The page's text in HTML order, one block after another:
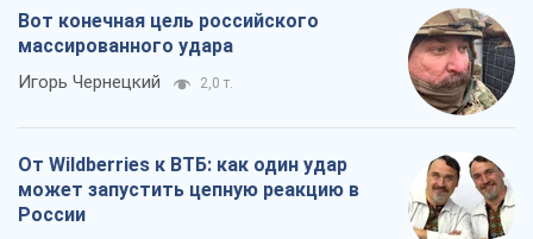
Вот конечная цель российского
массированного удара
Игорь Чернецкий 2,0 т.
От Wildberries к ВТБ: как один удар
может запустить цепную реакцию в
России